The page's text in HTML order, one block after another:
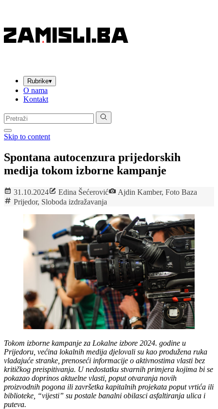
Rubrike▾
O nama
Kontakt
Pretraga:
Skip to content
Spontana autocenzura prijedorskih
medija tokom izborne kampanje
31.10.2024 Edina Šećerović
Ajdin Kamber, Foto Baza
Prijedor, Sloboda izdražavanja
Tokom izborne kampanje za Lokalne izbore 2024. godine u
Prijedoru, većina lokalnih medija djelovali su kao produžena ruka
vladajuće stranke, prenoseći informacije o aktivnostima vlasti bez
kritičkog preispitivanja. U nedostatku stvarnih primjera kojima bi se
pokazao doprinos aktuelne vlasti, poput otvaranja novih
proizvodnih pogona ili završetka kapitalnih projekata poput vrtića ili
biblioteke, “vijesti” su postale banalni obilasci asfaltiranja ulica i
puteva.